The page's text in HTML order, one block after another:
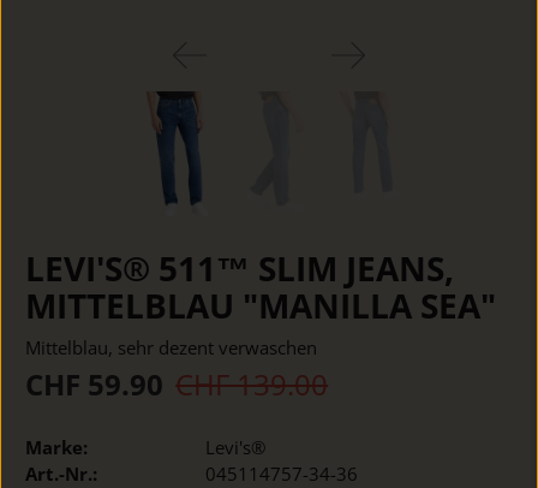
LEVI'S® 511™ SLIM JEANS,
MITTELBLAU "MANILLA SEA"
Mittelblau, sehr dezent verwaschen
CHF 59.90 CHF 139.00
Marke:
Levi's®
Art.-Nr.:
045114757-34-36